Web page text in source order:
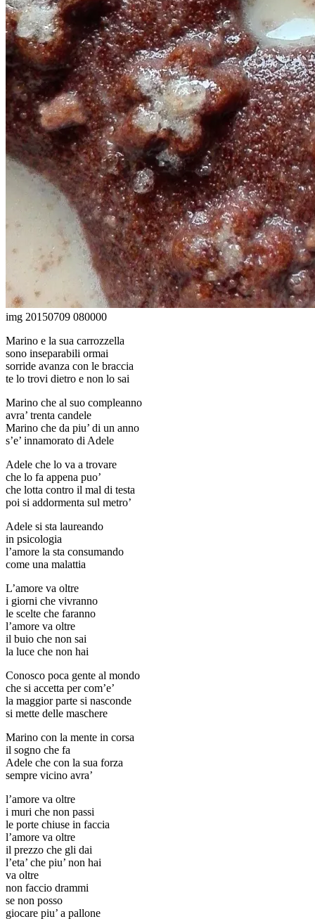
img 20150709 080000
Marino e la sua carrozzella
sono inseparabili ormai
sorride avanza con le braccia
te lo trovi dietro e non lo sai
Marino che al suo compleanno
avra’ trenta candele
Marino che da piu’ di un anno
s’e’ innamorato di Adele
Adele che lo va a trovare
che lo fa appena puo’
che lotta contro il mal di testa
poi si addormenta sul metro’
Adele si sta laureando
in psicologia
l’amore la sta consumando
come una malattia
L’amore va oltre
i giorni che vivranno
le scelte che faranno
l’amore va oltre
il buio che non sai
la luce che non hai
Conosco poca gente al mondo
che si accetta per com’e’
la maggior parte si nasconde
si mette delle maschere
Marino con la mente in corsa
il sogno che fa
Adele che con la sua forza
sempre vicino avra’
l’amore va oltre
i muri che non passi
le porte chiuse in faccia
l’amore va oltre
il prezzo che gli dai
l’eta’ che piu’ non hai
va oltre
non faccio drammi
se non posso
giocare piu’ a pallone